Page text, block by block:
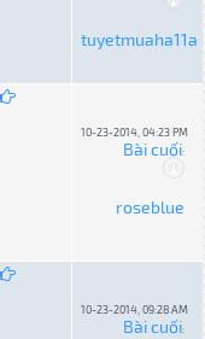
tuyetmuaha11a
10-23-2014, 04:23 PM
Bài cuối:
roseblue
10-23-2014, 09:28 AM
Bài cuối: